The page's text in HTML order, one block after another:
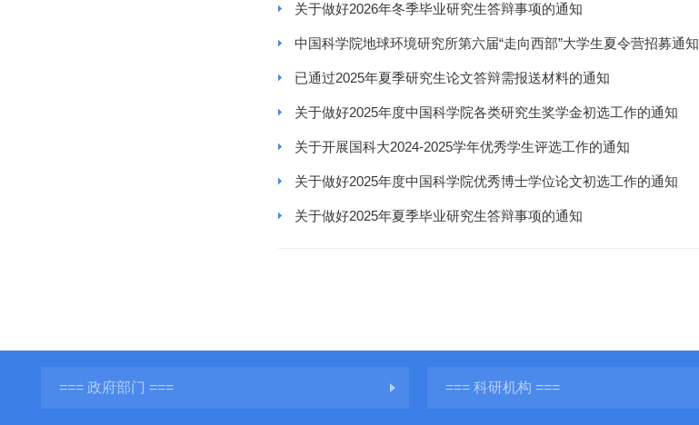
关于做好2026年冬季毕业研究生答辩事项的通知
中国科学院地球环境研究所第六届“走向西部”大学生夏令营招募通知
已通过2025年夏季研究生论文答辩需报送材料的通知
关于做好2025年度中国科学院各类研究生奖学金初选工作的通知
关于开展国科大2024-2025学年优秀学生评选工作的通知
关于做好2025年度中国科学院优秀博士学位论文初选工作的通知
关于做好2025年夏季毕业研究生答辩事项的通知
=== 政府部门 === === 科研机构 ===